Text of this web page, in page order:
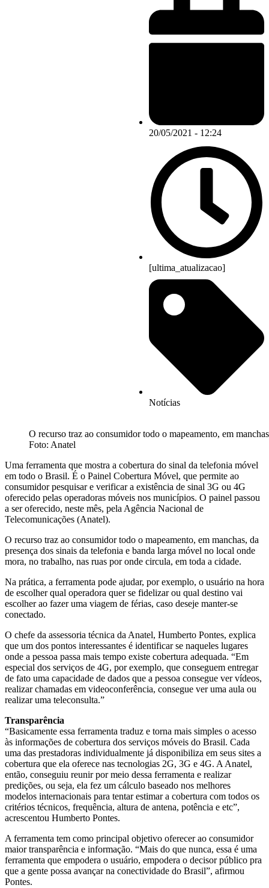
20/05/2021 - 12:24
[ultima_atualizacao]
Notícias
O recurso traz ao consumidor todo o mapeamento, em
Foto: Anatel
Uma ferramenta que mostra a cobertura do sinal da telefonia móvel
em todo o Brasil. É o Painel Cobertura Móvel, que permite ao
consumidor pesquisar e verificar a existência de sinal 3G ou 4G
oferecido pelas operadoras móveis nos municípios. O painel passou
a ser oferecido, neste mês, pela Agência Nacional de
Telecomunicações (Anatel).
O recurso traz ao consumidor todo o mapeamento, em manchas, da
presença dos sinais da telefonia e banda larga móvel no local onde
mora, no trabalho, nas ruas por onde circula, em toda a cidade.
Na prática, a ferramenta pode ajudar, por exemplo, o usuário na hora
de escolher qual operadora quer se fidelizar ou qual destino vai
escolher ao fazer uma viagem de férias, caso deseje manter-se
conectado.
O chefe da assessoria técnica da Anatel, Humberto Pontes, explica
que um dos pontos interessantes é identificar se naqueles lugares
onde a pessoa passa mais tempo existe cobertura adequada. “Em
especial dos serviços de 4G, por exemplo, que conseguem entregar
de fato uma capacidade de dados que a pessoa consegue ver vídeos,
realizar chamadas em videoconferência, consegue ver uma aula ou
realizar uma teleconsulta.”
Transparência
“Basicamente essa ferramenta traduz e torna mais simples o acesso
às informações de cobertura dos serviços móveis do Brasil. Cada
uma das prestadoras individualmente já disponibiliza em seus sites a
cobertura que ela oferece nas tecnologias 2G, 3G e 4G. A Anatel,
então, conseguiu reunir por meio dessa ferramenta e realizar
predições, ou seja, ela fez um cálculo baseado nos melhores
modelos internacionais para tentar estimar a cobertura com todos os
critérios técnicos, frequência, altura de antena, potência e etc”,
acrescentou Humberto Pontes.
A ferramenta tem como principal objetivo oferecer ao consumidor
maior transparência e informação. “Mais do que nunca, essa é uma
ferramenta que empodera o usuário, empodera o decisor público pra
que a gente possa avançar na conectividade do Brasil”, afirmou
Pontes.